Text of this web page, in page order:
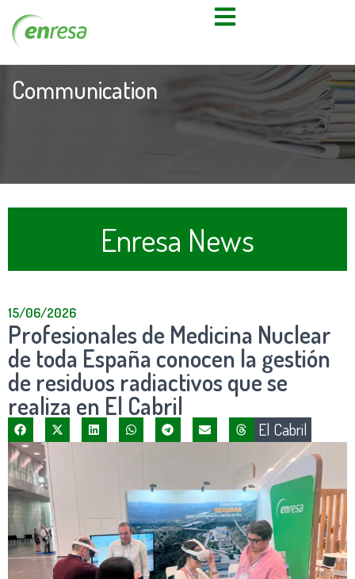
Communication
Enresa News
15/06/2026
Profesionales de Medicina Nuclear
de toda España conocen la gestión
de residuos radiactivos que se
realiza en El Cabril
El Cabril